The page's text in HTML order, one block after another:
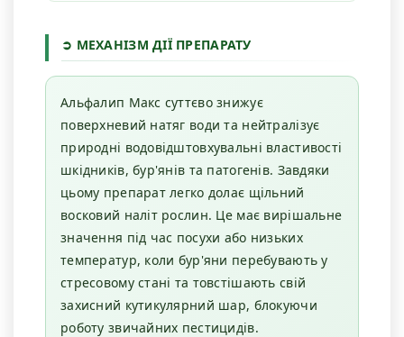
➲ МЕХАНІЗМ ДІЇ ПРЕПАРАТУ
Альфалип Макс суттєво знижує
поверхневий натяг води та нейтралізує
природні водовідштовхувальні властивості
шкідників, бур'янів та патогенів. Завдяки
цьому препарат легко долає щільний
восковий наліт рослин. Це має вирішальне
значення під час посухи або низьких
температур, коли бур'яни перебувають у
стресовому стані та товстішають свій
захисний кутикулярний шар, блокуючи
роботу звичайних пестицидів.